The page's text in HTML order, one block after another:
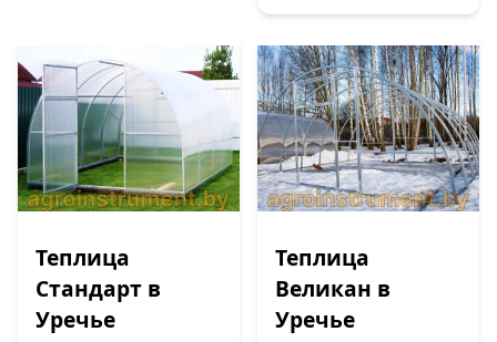
Теплица
Стандарт в
Уречье
Теплица
Великан в
Уречье